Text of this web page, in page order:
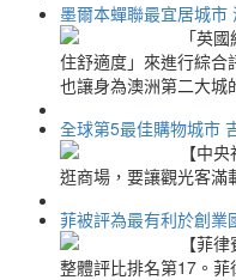
墨爾本蟬聯最宜居城市
「英
住舒適度」來進行綜合
也讓身為澳洲第二大城
全球第5最佳購物城市
【中
逛商場，要讓觀光客滿
菲被評為最有利於創業
【菲
整體評比排名第17。菲